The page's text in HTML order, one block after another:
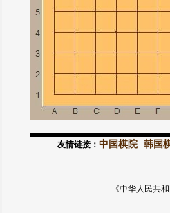
友情链接： 中国棋院 韩国
《中华人民共